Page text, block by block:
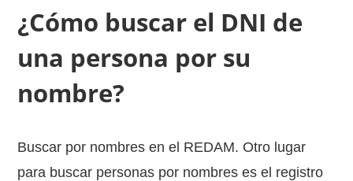
¿Cómo buscar el DNI de
una persona por su
nombre?
Buscar por nombres en el REDAM. Otro lugar
para buscar personas por nombres es el registro